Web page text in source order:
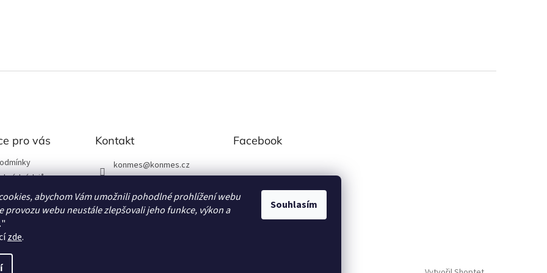
abychom Vám umožnili pohodlné prohlížení webu
provozu webu neustále zlepšovali jeho funkce, výkon a
"
zde.
Souhlasím
pro vás
údajů
Kontakt
konmes@konmes.cz
Facebook
Facebook